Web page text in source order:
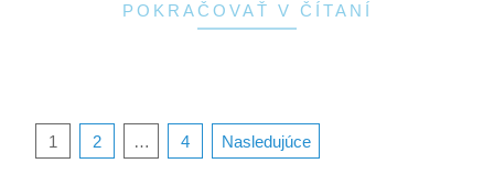
POKRAČOVAŤ V ČÍTANÍ
1 2 … 4 Nasledujúce